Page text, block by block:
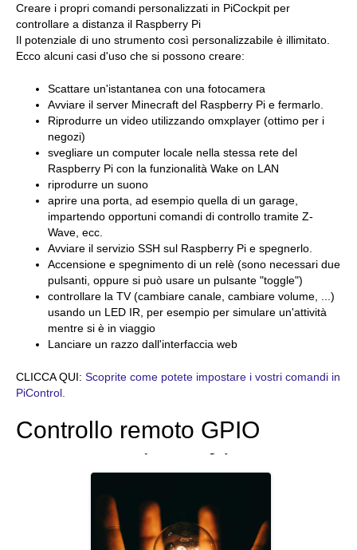
Creare i propri comandi personalizzati in PiCockpit per
controllare a distanza il Raspberry Pi
Il potenziale di uno strumento così personalizzabile è illimitato.
Ecco alcuni casi d'uso che si possono creare:
Scattare un'istantanea con una fotocamera
Avviare il server Minecraft del Raspberry Pi e fermarlo.
Riprodurre un video utilizzando omxplayer (ottimo per i
negozi)
svegliare un computer locale nella stessa rete del
Raspberry Pi con la funzionalità Wake on LAN
riprodurre un suono
aprire una porta, ad esempio quella di un garage,
impartendo opportuni comandi di controllo tramite Z-
Wave, ecc.
Avviare il servizio SSH sul Raspberry Pi e spegnerlo.
Accensione e spegnimento di un relè (sono necessari due
pulsanti, oppure si può usare un pulsante "toggle")
controllare la TV (cambiare canale, cambiare volume, ...)
usando un LED IR, per esempio per simulare un'attività
mentre si è in viaggio
Lanciare un razzo dall'interfaccia web
CLICCA QUI: Scoprite come potete impostare i vostri comandi in
PiControl.
Controllo remoto GPIO